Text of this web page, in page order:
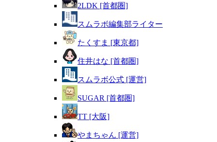
2LDK [首都圏]
スムラボ編集部ライター
たくすま [東京都]
住井はな [首都圏]
スムラボ公式 [運営]
SUGAR [首都圏]
TT [大阪]
やまちゃん [運営]